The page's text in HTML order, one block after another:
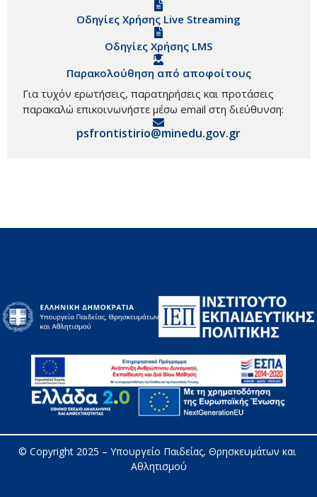
Οδηγίες Χρήσης Live Streaming
Οδηγίες Χρήσης LMS
Παρακολούθηση από αποφοίτους
Για τυχόν ερωτήσεις, παρατηρήσεις και προτάσεις
παρακαλώ επικοινωνήστε μέσω email στη διεύθυνση:
psfrontistirio@minedu.gov.gr
© Copyright 2025 – Υπουργείο Παιδείας, Θρησκευμάτων και
Αθλητισμού